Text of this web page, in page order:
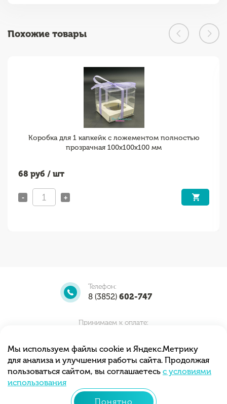
Похожие товары
Коробка для 1 капкейк с ложементом полностью
прозрачная 100х100х100 мм
68 руб / шт
- +
Телефон:
8 (3852) 602-747
Мы принимаем заказы круглосуточно.
Принимаем к оплате:
Мы используем файлы cookie и Яндекс.Метрику
для анализа и улучшения работы сайта. Продолжая
пользоваться сайтом, вы соглашаетесь с условиями
использования
Понятно